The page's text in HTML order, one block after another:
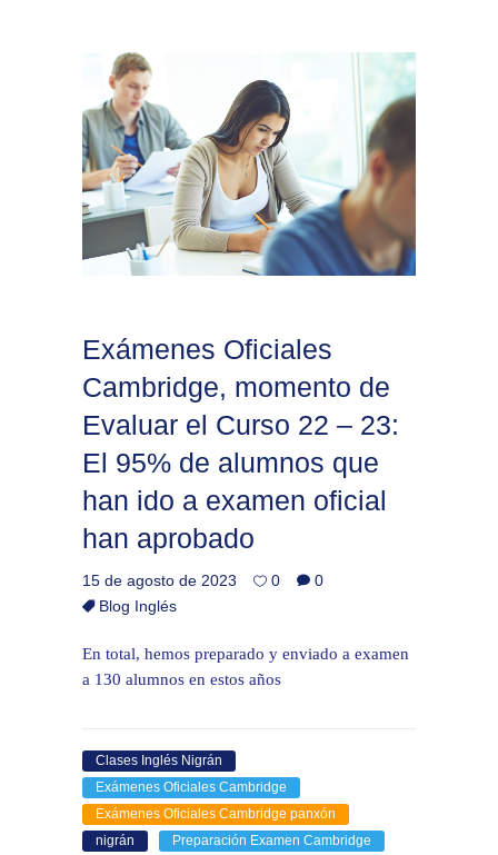
Exámenes Oficiales
Cambridge, momento de
Evaluar el Curso 22 – 23:
El 95% de alumnos que
han ido a examen oficial
han aprobado
15 de agosto de 2023 0
0
Blog Inglés
En total, hemos preparado y enviado a examen
a 130 alumnos en estos años
Clases Inglés Nigrán
Exámenes Oficiales Cambridge
Exámenes Oficiales Cambridge panxón
nigrán
Preparación Examen Cambridge